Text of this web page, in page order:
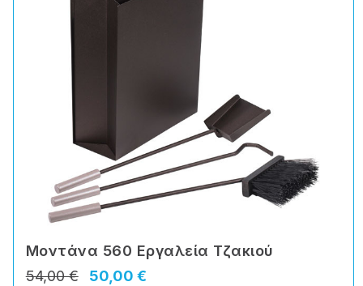
Μοντάνα 560 Εργαλεία Τζακιού
50,00 €
54,00 €